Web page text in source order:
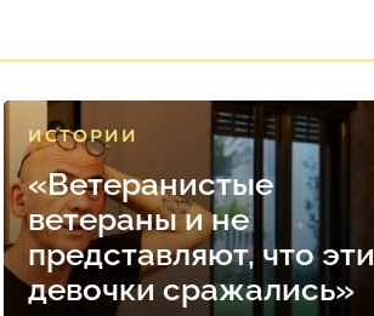
ИСТОРИИ
«Ветеранистые
ветераны и не
представляют, что эти
девочки сражались»